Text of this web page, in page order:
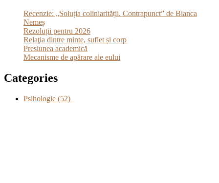
Recenzie: „Soluția coliniarității. Contrapunct” de Bianca
Nemeș
Rezoluții pentru 2026
Relaţia dintre minte, suflet și corp
Presiunea academică
Mecanisme de apărare ale eului
Categories
Psihologie (52)